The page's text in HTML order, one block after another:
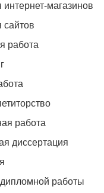
интернет-магазинов
сайтов
работа
работа
диссертация
работы